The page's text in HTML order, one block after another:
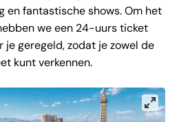
fantastische shows. Om het
we een 24-uurs ticket
je geregeld, zodat je zowel de
kunt verkennen.